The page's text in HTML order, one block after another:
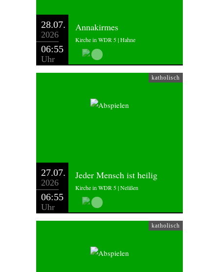
28.07.
2026
06:55
Uhr
Annakirmes
Kirche in WDR 5 | Hahne
katholisch
27.07.
2026
06:55
Uhr
Jeder Mensch ist heilig
Kirche in WDR 5 | Nelißen
katholisch